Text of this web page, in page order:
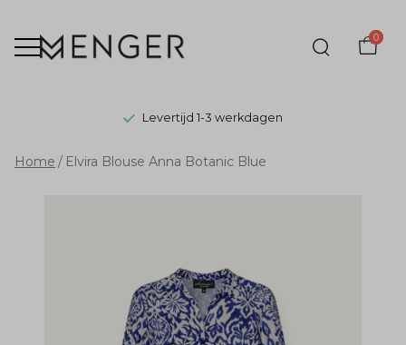
0
Levertijd 1-3 werkdagen
Elvira
Botanic
Home Elvira Blouse Anna Botanic Blue